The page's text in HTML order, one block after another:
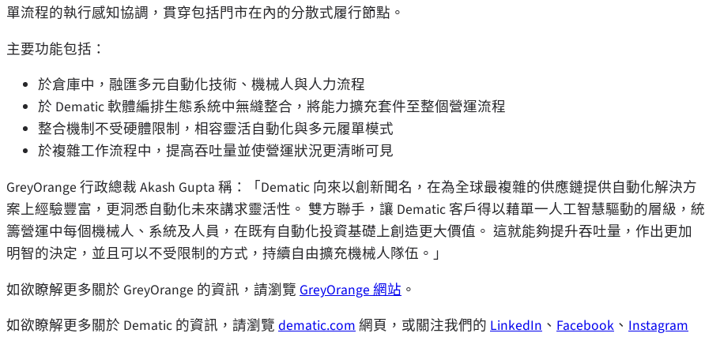
單流程的執行感知協調，貫穿包括門市在內的分散式履行節點。
主要功能包括：
於倉庫中，融匯多元自動化技術、機械人與人力流程
於 Dematic 軟體編排生態系統中無縫整合，將能力擴充套件至整個營運流程
整合機制不受硬體限制，相容靈活自動化與多元履單模式
於複雜工作流程中，提高吞吐量並使營運狀況更清晰可見
GreyOrange 行政總裁 Akash Gupta 稱：「Dematic 向來以創新聞名，在為全球最複雜的供應鏈提供自動化解決方
案上經驗豐富，更洞悉自動化未來講求靈活性。 雙方聯手，讓 Dematic 客戶得以藉單一人工智慧驅動的層級，統
籌營運中每個機械人、系統及人員，在既有自動化投資基礎上創造更大價值。 這就能夠提升吞吐量，作出更加
明智的決定，並且可以不受限制的方式，持續自由擴充機械人隊伍。」
如欲瞭解更多關於 GreyOrange 的資訊，請瀏覽 GreyOrange 網站 。
如欲瞭解更多關於 Dematic 的資訊，請瀏覽 dematic.com網頁，或關注我們的 LinkedIn 、 Facebook 、 Instagram